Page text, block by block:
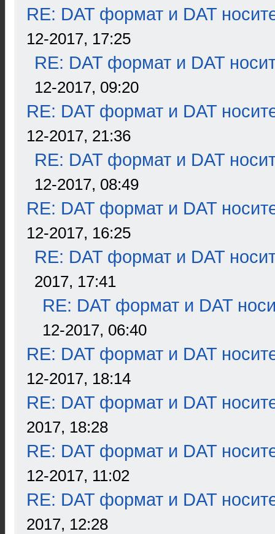
RE: DAT формат и DAT
12-2017, 17:25
RE: DAT формат и DAT
12-2017, 09:20
RE: DAT формат и DAT
12-2017, 21:36
RE: DAT формат и DAT
12-2017, 08:49
RE: DAT формат и DAT
12-2017, 16:25
RE: DAT формат и DAT
2017, 17:41
RE: DAT формат и DAT
12-2017, 06:40
RE: DAT формат и DAT
12-2017, 18:14
RE: DAT формат и DAT
2017, 18:28
RE: DAT формат и DAT
12-2017, 11:02
RE: DAT формат и DAT
2017, 12:28